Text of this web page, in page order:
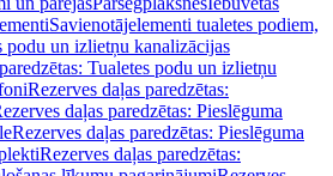
Savienotājelementi tualetes podiem,
podu un izlietņu kanalizācijas
Tualetes podu un izlietņu
Rezerves daļas paredzētas:
daļas paredzētas: Pieslēguma
Rezerves daļas paredzētas: Pieslēguma
Rezerves daļas paredzētas: